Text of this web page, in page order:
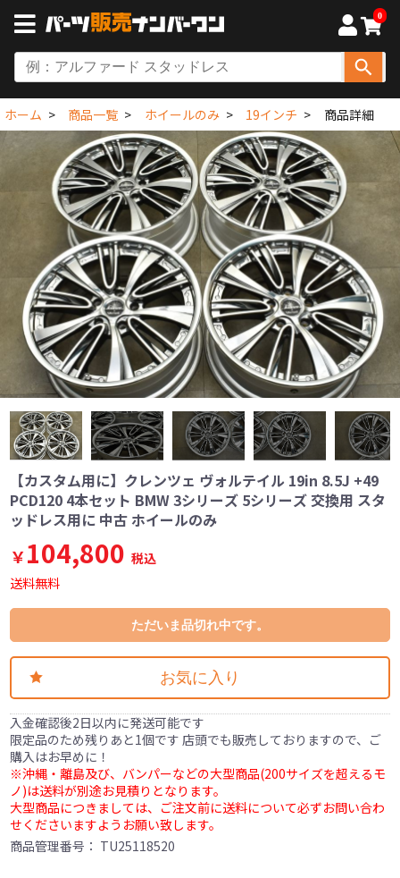
0
ホーム 商品一覧 ホイールのみ 19インチ 商品詳細
【カスタム用に】クレンツェ ヴォルテイル 19in 8.5J +49
PCD120 4本セット BMW 3シリーズ 5シリーズ 交換用 スタ
ッドレス用に 中古 ホイールのみ
￥104,800 税込
送料無料
ただいま品切れ中です。
お気に入り
入金確認後2日以内に発送可能です
限定品のため残りあと1個です 店頭でも販売しておりますので、ご
購入はお早めに！
※沖縄・離島及び、バンパーなどの大型商品(200サイズを超えるモ
ノ)は送料が別途お見積りとなります。
大型商品につきましては、ご注文前に送料について必ずお問い合わ
せくださいますようお願い致します。
商品管理番号： TU25118520